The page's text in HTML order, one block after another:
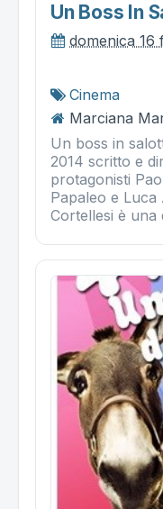
Un Boss In
domenica 16
Cinema
Marciana
Un boss in
2014 scritto e
protagonisti
Papaleo e
Cortellesi è una